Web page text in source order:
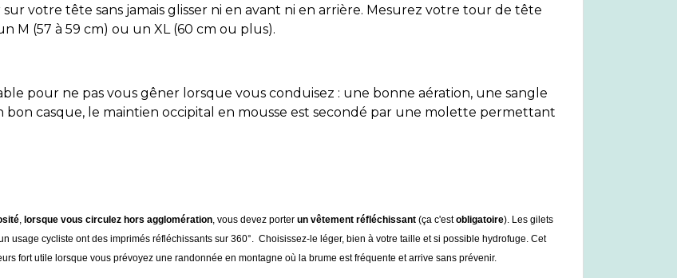
votre tête sans jamais glisser ni en avant ni en arrière. Mesurez votre tour de tête
M (57 à 59 cm) ou un XL (60 cm ou plus).
pour ne pas vous gêner lorsque vous conduisez : une bonne aération, une sangle
bon casque, le maintien occipital en mousse est secondé par une molette permettant
, lorsque vous circulez hors agglomération, vous devez porter un vêtement réfléchissant (ça c'estobligatoire). Les gilets
usage cycliste ont des imprimés réfléchissants sur 360°. Choisissez-le léger, bien à votre taille et si possible hydrofuge. Cet
fort utile lorsque vous prévoyez une randonnée en montagne où la brume est fréquente et arrive sans prévenir.